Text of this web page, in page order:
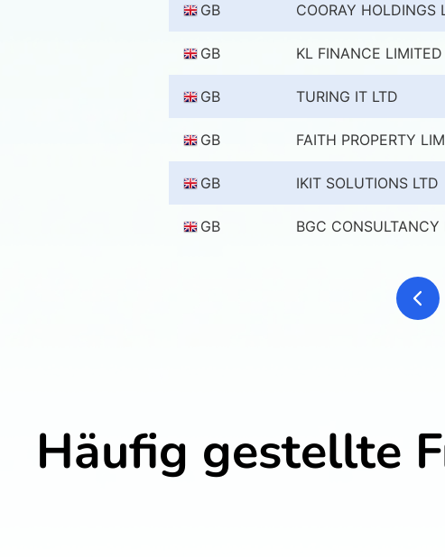
GB COORAY HOLDINGS
GB KL FINANCE LIMITED
GB TURING IT LTD
GB FAITH PROPERTY
GB IKIT SOLUTIONS LTD
GB BGC CONSULTANCY
Häufig gestellte